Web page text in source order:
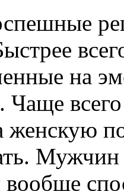
на
Чаще
женскую
вообще